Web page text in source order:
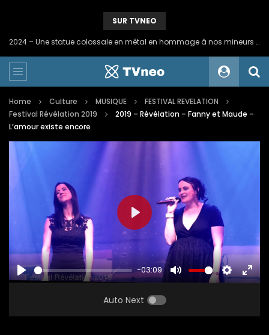
SUR TVNEO
2024 – Une statue colossale en métal en hommage à nos mineurs de fer
Home Culture MUSIQUE
FESTIVAL REVELATION
Festival Révélation 2019
2019 – Révélation – Fanny et Maude –
L’amour existe encore
PLAY
-03:09
MUTE SETTINGS
PLAY
Auto Next